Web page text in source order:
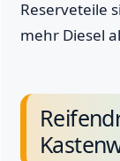
Reserveteile
mehr Diesel